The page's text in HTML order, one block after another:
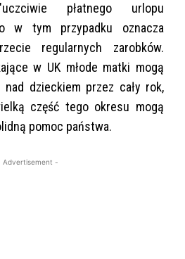
płatnego urlopu
w tym przypadku oznacza
regularnych zarobków.
w UK młode matki mogą
dzieckiem przez cały rok,
część tego okresu mogą
pomoc państwa.
Advertisement -